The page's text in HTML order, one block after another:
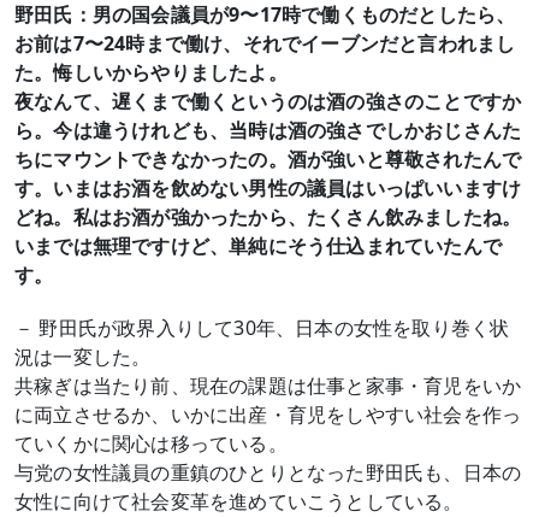
野田氏：男の国会議員が9〜17時で働くものだとしたら、
お前は7〜24時まで働け、それでイーブンだと言われまし
た。悔しいからやりましたよ。
夜なんて、遅くまで働くというのは酒の強さのことですか
ら。今は違うけれども、当時は酒の強さでしかおじさんた
ちにマウントできなかったの。酒が強いと尊敬されたんで
す。いまはお酒を飲めない男性の議員はいっぱいいますけ
どね。私はお酒が強かったから、たくさん飲みましたね。
いまでは無理ですけど、単純にそう仕込まれていたんで
す。
－ 野田氏が政界入りして30年、日本の女性を取り巻く状
況は一変した。
共稼ぎは当たり前、現在の課題は仕事と家事・育児をいか
に両立させるか、いかに出産・育児をしやすい社会を作っ
ていくかに関心は移っている。
与党の女性議員の重鎮のひとりとなった野田氏も、日本の
女性に向けて社会変革を進めていこうとしている。